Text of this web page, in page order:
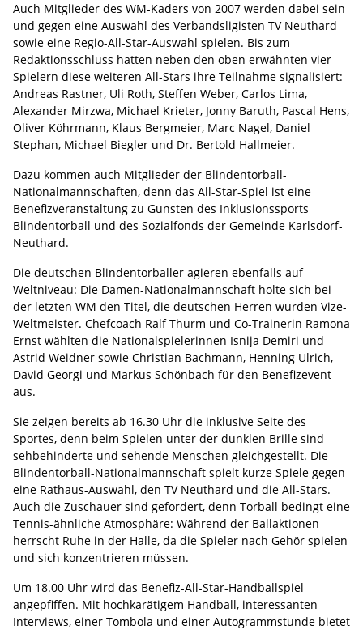
Auch Mitglieder des WM-Kaders von 2007 werden dabei sein
und gegen eine Auswahl des Verbandsligisten TV Neuthard
sowie eine Regio-All-Star-Auswahl spielen. Bis zum
Redaktionsschluss hatten neben den oben erwähnten vier
Spielern diese weiteren All-Stars ihre Teilnahme signalisiert:
Andreas Rastner, Uli Roth, Steffen Weber, Carlos Lima,
Alexander Mirzwa, Michael Krieter, Jonny Baruth, Pascal Hens,
Oliver Köhrmann, Klaus Bergmeier, Marc Nagel, Daniel
Stephan, Michael Biegler und Dr. Bertold Hallmeier.
Dazu kommen auch Mitglieder der Blindentorball-
Nationalmannschaften, denn das All-Star-Spiel ist eine
Benefizveranstaltung zu Gunsten des Inklusionssports
Blindentorball und des Sozialfonds der Gemeinde Karlsdorf-
Neuthard.
Die deutschen Blindentorballer agieren ebenfalls auf
Weltniveau: Die Damen-Nationalmannschaft holte sich bei
der letzten WM den Titel, die deutschen Herren wurden Vize-
Weltmeister. Chefcoach Ralf Thurm und Co-Trainerin Ramona
Ernst wählten die Nationalspielerinnen Isnija Demiri und
Astrid Weidner sowie Christian Bachmann, Henning Ulrich,
David Georgi und Markus Schönbach für den Benefizevent
aus.
Sie zeigen bereits ab 16.30 Uhr die inklusive Seite des
Sportes, denn beim Spielen unter der dunklen Brille sind
sehbehinderte und sehende Menschen gleichgestellt. Die
Blindentorball-Nationalmannschaft spielt kurze Spiele gegen
eine Rathaus-Auswahl, den TV Neuthard und die All-Stars.
Auch die Zuschauer sind gefordert, denn Torball bedingt eine
Tennis-ähnliche Atmosphäre: Während der Ballaktionen
herrscht Ruhe in der Halle, da die Spieler nach Gehör spielen
und sich konzentrieren müssen.
Um 18.00 Uhr wird das Benefiz-All-Star-Handballspiel
angepfiffen. Mit hochkarätigem Handball, interessanten
Interviews, einer Tombola und einer Autogrammstunde bietet